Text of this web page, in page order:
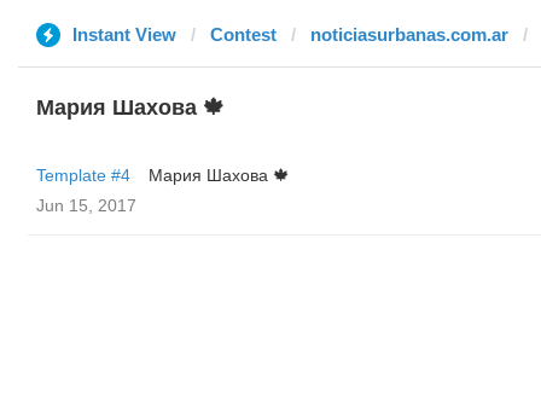
Instant View Contest noticiasurbanas.com.ar
Мария Шахова 🍁
Template #4
Мария Шахова 🍁
Jun 15, 2017